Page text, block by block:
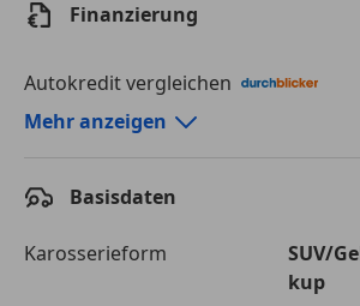
Finanzierung
Autokredit vergleichen
Autokredit-Rechner von
120 Monate
Mehr anzeigen
Basisdaten
Karosserieform
SUV/
kup